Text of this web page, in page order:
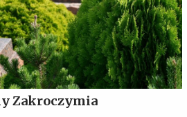
Zakroczymia